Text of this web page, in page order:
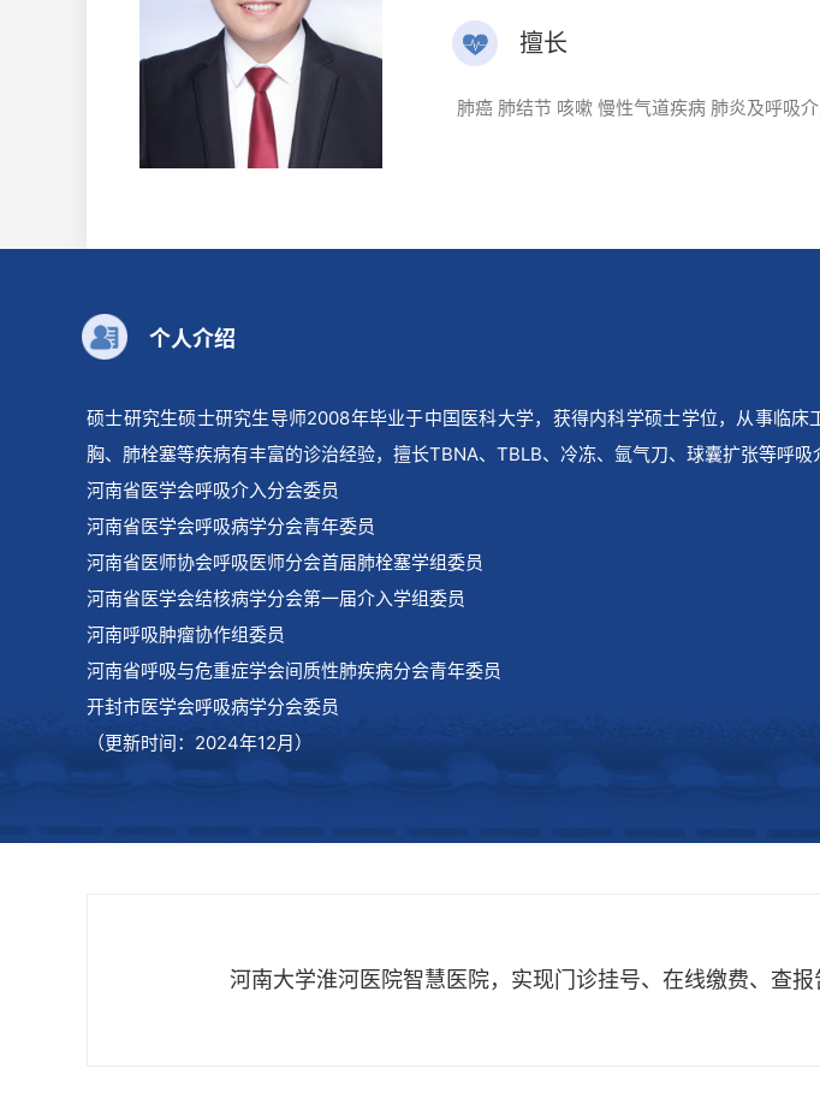
擅长
肺癌 肺结节 咳嗽 慢性气道疾病 肺炎及呼吸介
个人介绍
硕士研究生硕士研究生导师2008年毕业于中国医科大学，获得内科学硕士学位，从事临床
胸、肺栓塞等疾病有丰富的诊治经验，擅长TBNA、 TBLB、冷冻、氩气刀、球囊扩张等呼
河南省医学会呼吸介入分会委员
河南省医学会呼吸病学分会青年委员
河南省医师协会呼吸医师分会首届肺栓塞学组委员
河南省医学会结核病学分会第一届介入学组委员
河南呼吸肿瘤协作组委员
河南省呼吸与危重症学会间质性肺疾病分会青年委员
开封市医学会呼吸病学分会委员
（更新时间：2024年12月）
河南大学淮河医院智慧医院，实现门诊挂号、在线缴费、查报